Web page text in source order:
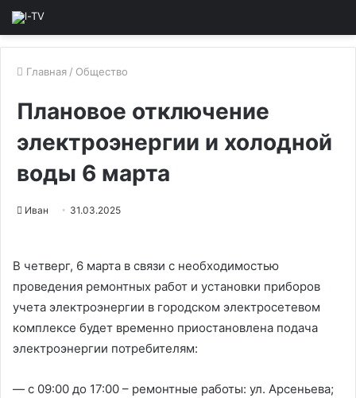
Главная / Общество
Плановое отключение
электроэнергии и холодной
воды 6 марта
Иван 31.03.2025
В четверг, 6 марта в связи с необходимостью
проведения ремонтных работ и установки приборов
учета электроэнергии в городском электросетевом
комплексе будет временно приостановлена подача
электроэнергии потребителям:
— с 09:00 до 17:00 – ремонтные работы: ул. Арсеньева;